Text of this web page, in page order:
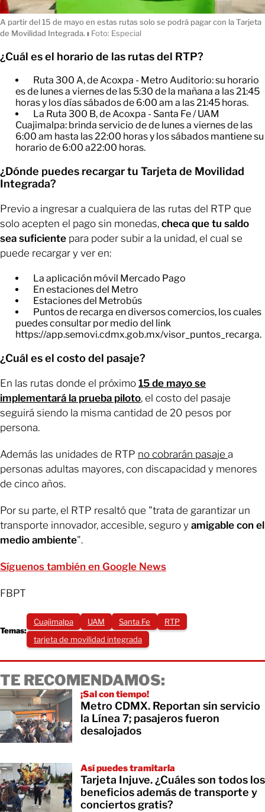
A partir del 15 de mayo en estas rutas solo se podrá pagar con la Tarjeta
de Movilidad Integrada. ı Foto: Especial
¿Cuál es el horario de las rutas del RTP?
Ruta 300 A, de Acoxpa - Metro Auditorio: su horario
es de lunes a viernes de las 5:30 de la mañana a las 21:45
horas y los días sábados de 6:00 am a las 21:45 horas.
La Ruta 300 B, de Acoxpa - Santa Fe / UAM
Cuajimalpa: brinda servicio de de lunes a viernes de las
6:00 am hasta las 22:00 horas y los sábados mantiene su
horario de 6:00 a22:00 horas.
¿Dónde puedes recargar tu Tarjeta de Movilidad
Integrada?
Previo a ingresar a cualquiera de las rutas del RTP que
solo acepten el pago sin monedas, checa que tu saldo
sea suficiente para poder subir a la unidad, el cual se
puede recargar y ver en:
La aplicación móvil Mercado Pago
​En estaciones del Metro
​Estaciones del Metrobús
​Puntos de recarga en diversos comercios, los cuales
puedes consultar por medio del link
https://app.semovi.cdmx.gob.mx/visor_puntos_recarga.
¿Cuál es el costo del pasaje?
En las rutas donde el próximo 15 de mayo se
implementará la prueba piloto, el costo del pasaje
seguirá siendo la misma cantidad de 20 pesos por
persona.
Además las unidades de RTP no cobrarán pasaje a
personas adultas mayores, con discapacidad y menores
de cinco años.
Por su parte, el RTP resaltó que "trata de garantizar un
transporte innovador, accesible, seguro y amigable con el
medio ambiente".
Síguenos también en Google News
FBPT
Temas:
Cuajimalpa UAM Santa Fe
RTP
tarjeta de movilidad integrada
TE RECOMENDAMOS:
¡Sal con tiempo!
Metro CDMX. Reportan sin servicio
la Línea 7; pasajeros fueron
desalojados
Así puedes tramitarla
Tarjeta Injuve. ¿Cuáles son todos los
beneficios además de transporte y
conciertos gratis?